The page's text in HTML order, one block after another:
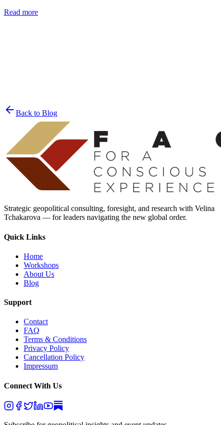
Read more
Back to Blog
Strategic geopolitical consulting, foresight, and research with Velina
Tchakarova — for leaders navigating the new global order.
Quick Links
Home
Workshops
About Us
Blog
Support
Contact
FAQ
Terms & Conditions
Privacy Policy
Cancellation Policy
Impressum
Connect With Us